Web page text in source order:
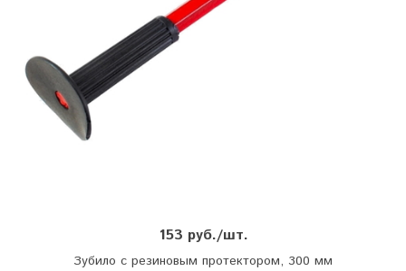
153 руб./шт.
Зубило с резиновым протектором, 300 мм